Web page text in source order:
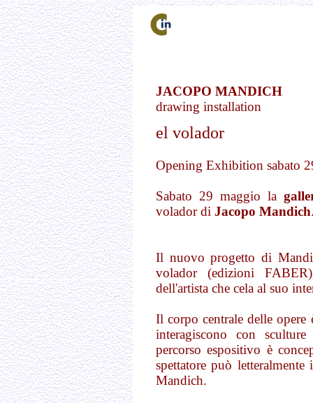
JACOPO MANDICH
drawing installation
el volador
Opening Exhibition sabato
Sabato 29 maggio la
volador di Jacopo Mandich
Il nuovo progetto di
volador (edizioni
dell'artista che cela al suo
Il corpo centrale delle opere
interagiscono con
percorso espositivo è
spettatore può letteralmente
Mandich.